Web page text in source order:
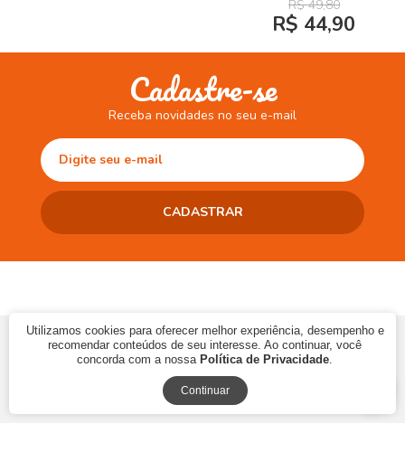
R$ 49,80
R$ 44,90
Cadastre-se
Receba novidades no seu e-mail
© 2017 CAMINHO DA LEITURA LTDA | CNPJ: 10.868.273/0001-06 | Ins.
Estadual: 90483286-33
Utilizamos cookies para oferecer melhor experiência, desempenho e
recomendar conteúdos de seu interesse. Ao continuar, você
concorda com a nossa Política de Privacidade.
Continuar